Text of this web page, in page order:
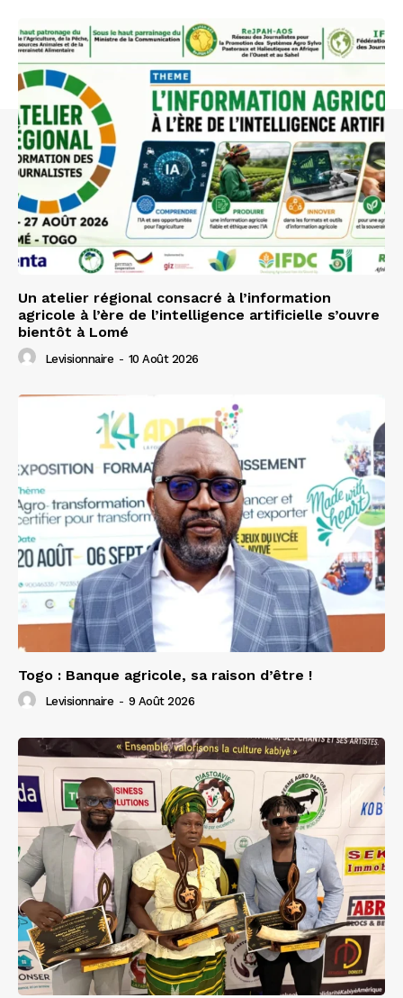
Un atelier régional consacré à l’information
agricole à l’ère de l’intelligence artificielle s’ouvre
bientôt à Lomé
Levisionnaire - 10 Août 2026
Togo : Banque agricole, sa raison d’être !
Levisionnaire - 9 Août 2026